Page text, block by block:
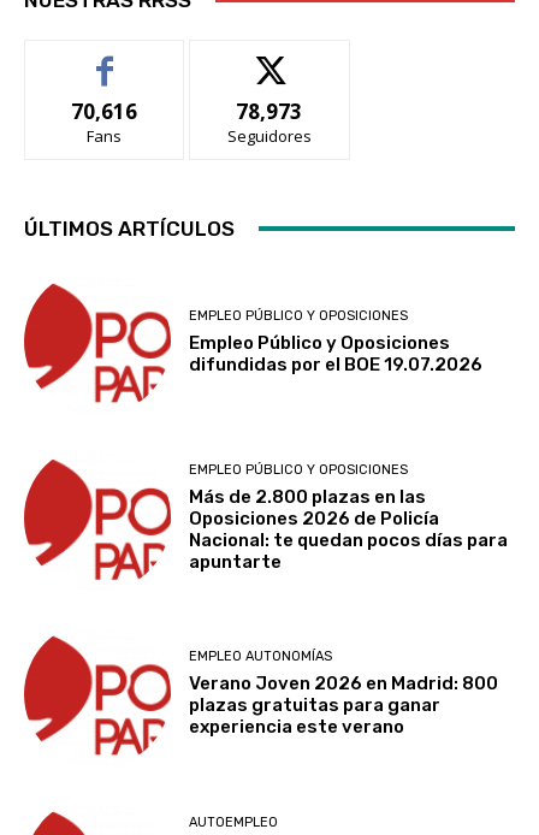
70,616
Fans
78,973
Seguidores
ÚLTIMOS ARTÍCULOS
EMPLEO PÚBLICO Y OPOSICIONES
Empleo Público y Oposiciones
difundidas por el BOE 19.07.2026
EMPLEO PÚBLICO Y OPOSICIONES
Más de 2.800 plazas en las
Oposiciones 2026 de Policía
Nacional: te quedan pocos días para
apuntarte
EMPLEO AUTONOMÍAS
Verano Joven 2026 en Madrid: 800
plazas gratuitas para ganar
experiencia este verano
AUTOEMPLEO